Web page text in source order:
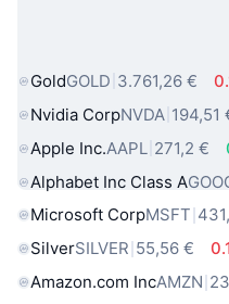
Δημοφιλή
πραγματικού
GoldGOLD 3.761,26 €
Nvidia CorpNVDA 194,51
Apple Inc.AAPL 271,2 €
Alphabet Inc Class A
Microsoft CorpMSFT
SilverSILVER 55,56 €
Amazon.com IncAMZN